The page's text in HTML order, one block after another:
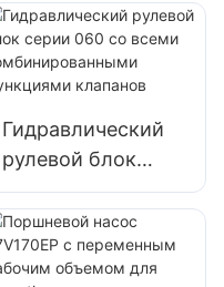
отверстием LS
для Danfoss
Гидравлический
рулевой блок
серии 060 со
всеми
комбинированны
ми функциями